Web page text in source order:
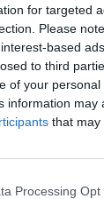
for targeted
Please
based
to third
of your
information
that may
Processing Opt